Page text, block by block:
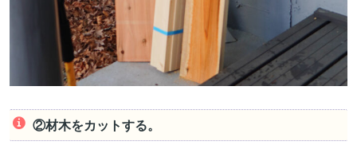
②材木をカットする。